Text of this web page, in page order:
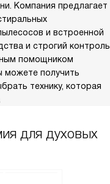
Компания предлагает
и встроенной
и строгий контроль
помощником
можете получить
технику, которая
для духовых